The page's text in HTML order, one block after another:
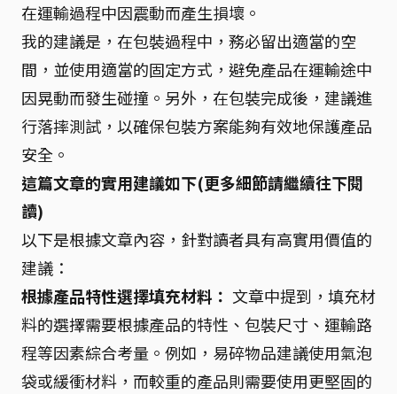
在運輸過程中因震動而產生損壞。
我的建議是，在包裝過程中，務必留出適當的空
間，並使用適當的固定方式，避免產品在運輸途中
因晃動而發生碰撞。另外，在包裝完成後，建議進
行落摔測試，以確保包裝方案能夠有效地保護產品
安全。
這篇文章的實用建議如下(更多細節請繼續往下閱
讀)
以下是根據文章內容，針對讀者具有高實用價值的
建議：
根據產品特性選擇填充材料： 文章中提到，填充材
料的選擇需要根據產品的特性、包裝尺寸、運輸路
程等因素綜合考量。例如，易碎物品建議使用氣泡
袋或緩衝材料，而較重的產品則需要使用更堅固的